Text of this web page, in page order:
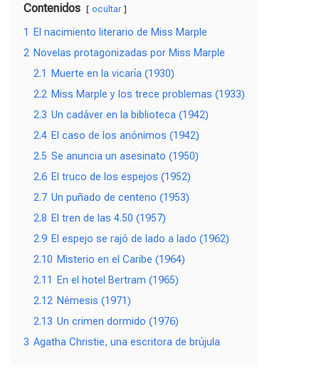
Contenidos ocultar
1
El nacimiento literario de Miss Marple
2 Novelas protagonizadas por Miss Marple
2.1
Muerte en la vicaría (1930)
2.2 Miss Marple y los trece problemas (1933)
2.3 Un cadáver en la biblioteca (1942)
2.4 El caso de los anónimos (1942)
2.5 Se anuncia un asesinato (1950)
2.6 El truco de los espejos (1952)
2.7 Un puñado de centeno (1953)
2.8 El tren de las 4.50 (1957)
2.9 El espejo se rajó de lado a lado (1962)
2.10 Misterio en el Caribe (1964)
2.11
En el hotel Bertram (1965)
2.12 Némesis (1971)
2.13 Un crimen dormido (1976)
3 Agatha Christie, una escritora de brújula